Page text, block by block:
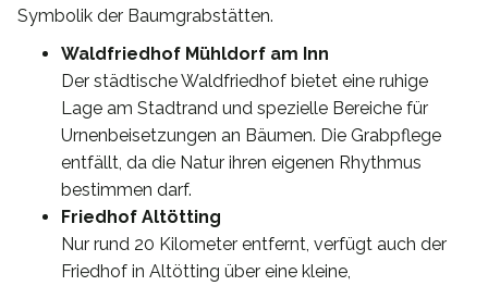
Symbolik der Baumgrabstätten.
Waldfriedhof Mühldorf am Inn
Der städtische Waldfriedhof bietet eine ruhige
Lage am Stadtrand und spezielle Bereiche für
Urnenbeisetzungen an Bäumen. Die Grabpflege
entfällt, da die Natur ihren eigenen Rhythmus
bestimmen darf.
Friedhof Altötting
Nur rund 20 Kilometer entfernt, verfügt auch der
Friedhof in Altötting über eine kleine,